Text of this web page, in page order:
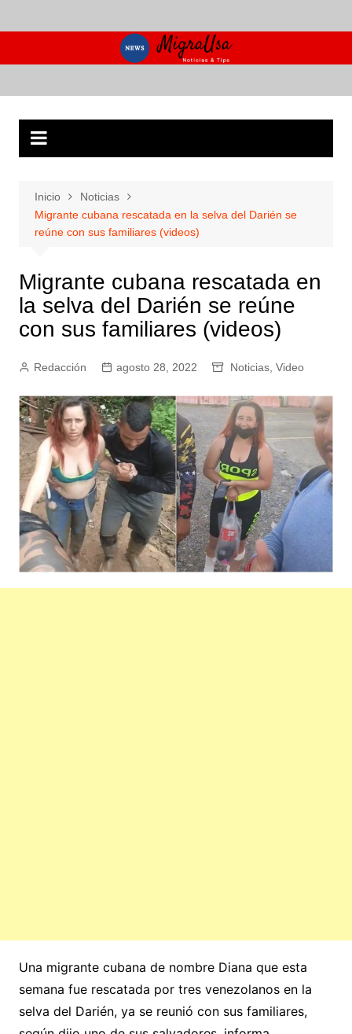
al
Inicio
Noticias
Migrante cubana rescatada en la selva del Darién se
reúne con sus familiares (videos)
Migrante cubana rescatada en
la selva del Darién se reúne
con sus familiares (videos)
Redacción agosto 28, 2022 Noticias, Video
Una migrante cubana de nombre Diana que esta
semana fue rescatada por tres venezolanos en la
selva del Darién, ya se reunió con sus familiares,